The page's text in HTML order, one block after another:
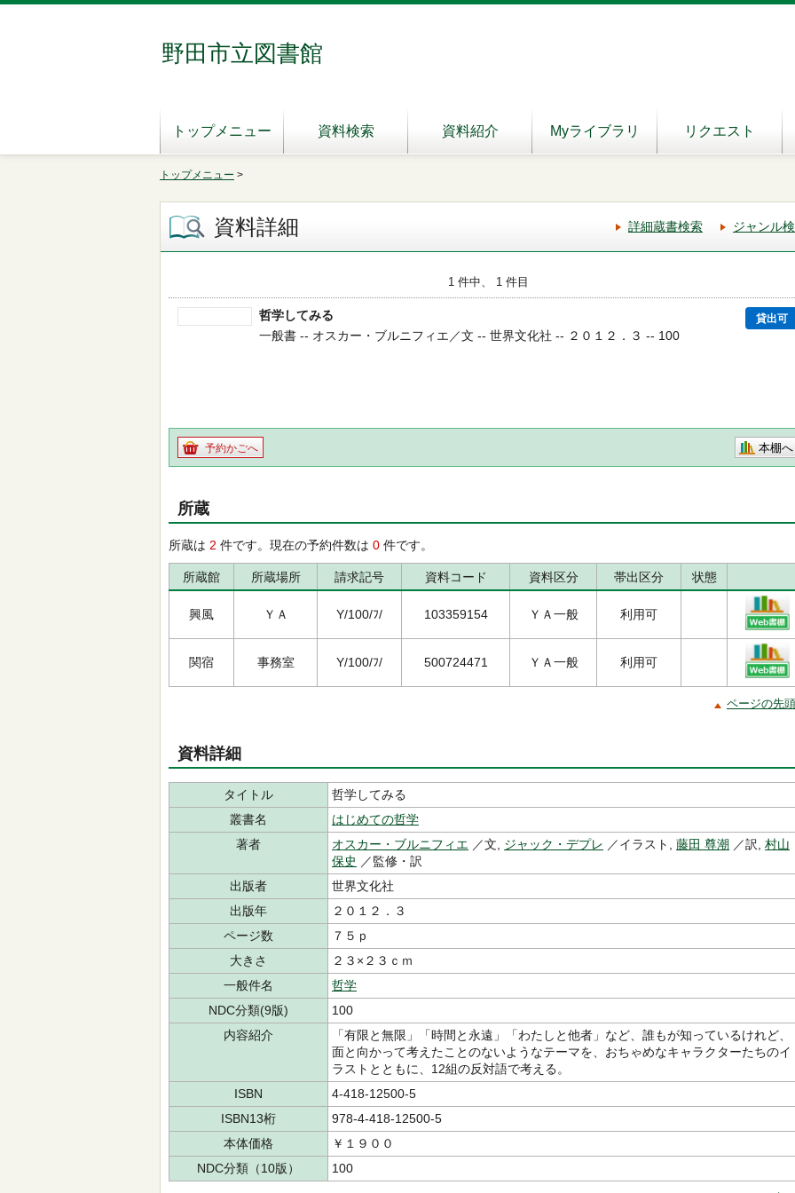
野田市立図書館
トップメニュー 資料検索 資料紹介 Myライブラリ リクエスト
トップメニュー >
資料詳細 詳細蔵書検索 ジャンル
1 件中、 1 件目
哲学してみる 貸出可
一般書 -- オスカー・ブルニフィエ／文 -- 世界文化社 -- ２０１２．３ -- 100
予約かごへ 本棚へ
所蔵
所蔵は 2 件です。現在の予約件数は 0 件です。
所蔵館 所蔵場所 請求記号 資料コード 資料区分 帯出区分 状態
興風 ＹＡ Y/100/ﾌ/ 103359154 ＹＡ一般 利用可
関宿 事務室 Y/100/ﾌ/ 500724471 ＹＡ一般 利用可
ページの先
資料詳細
タイトル
哲学してみる
叢書名
はじめての哲学
著者
オスカー・ブルニフィエ ／文, ジャック・デプレ ／イラスト, 藤田 尊潮 ／訳, 村山
保史 ／監修・訳
出版者
世界文化社
出版年
２０１２．３
ページ数
７５ｐ
大きさ
２３×２３ｃｍ
一般件名
哲学
NDC分類(9版)
100
内容紹介
「有限と無限」「時間と永遠」「わたしと他者」など、誰もが知っているけれど、
面と向かって考えたことのないようなテーマを、おちゃめなキャラクターたちのイ
ラストとともに、12組の反対語で考える。
ISBN
4-418-12500-5
ISBN13桁
978-4-418-12500-5
本体価格
￥１９００
NDC分類（10版）
100